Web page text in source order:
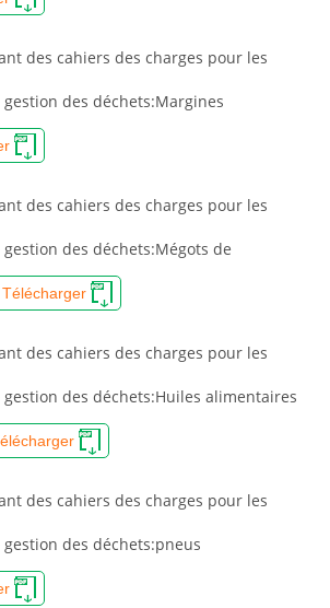
des cahiers des charges pour les
des déchets:Margines
des cahiers des charges pour les
des déchets:Mégots de
Télécharger
des cahiers des charges pour les
des déchets:Huiles alimentaires
des cahiers des charges pour les
des déchets:pneus